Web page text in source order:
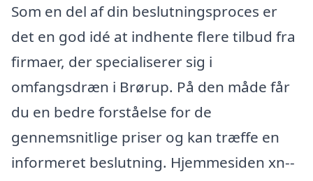
Som en del af din beslutningsproces er
det en god idé at indhente flere tilbud fra
firmaer, der specialiserer sig i
omfangsdræn i Brørup. På den måde får
du en bedre forståelse for de
gennemsnitlige priser og kan træffe en
informeret beslutning. Hjemmesiden xn--